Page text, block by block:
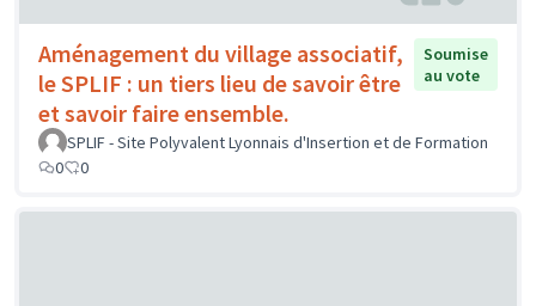
Aménagement du village associatif,
le SPLIF : un tiers lieu de savoir être
et savoir faire ensemble.
Soumise
au vote
SPLIF - Site Polyvalent Lyonnais d'Insertion et de Formation
0
0